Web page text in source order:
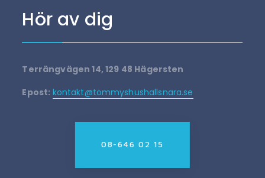
Hör av dig
Terrängvägen 14, 129 48 Hägersten
Epost: kontakt@tommyshushallsnara.se
08-646 02 15